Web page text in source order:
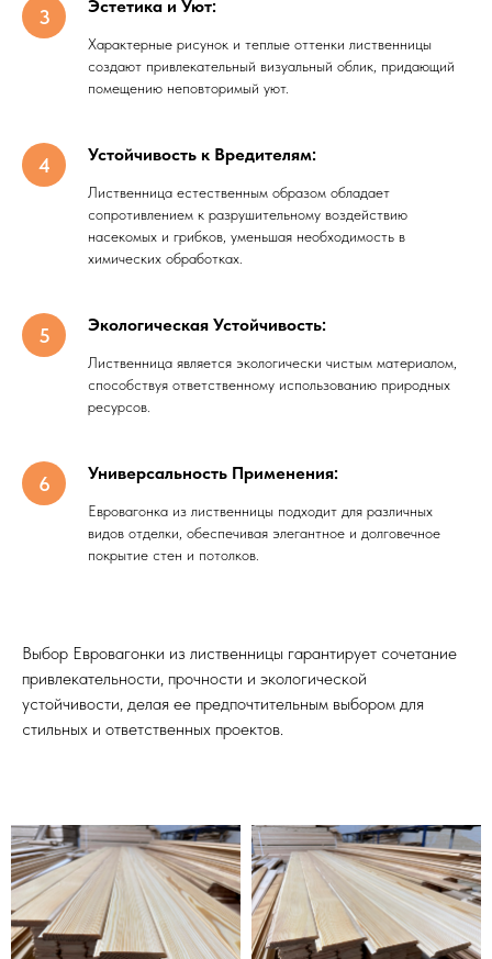
Эстетика и Уют:
Характерные рисунок и теплые оттенки лиственницы
создают привлекательный визуальный облик, придающий
помещению неповторимый уют.
Устойчивость к Вредителям:
Лиственница естественным образом обладает
сопротивлением к разрушительному воздействию
насекомых и грибков, уменьшая необходимость в
химических обработках.
Экологическая Устойчивость:
Лиственница является экологически чистым материалом,
способствуя ответственному использованию природных
ресурсов.
Универсальность Применения:
Евровагонка из лиственницы подходит для различных
видов отделки, обеспечивая элегантное и долговечное
покрытие стен и потолков.
Выбор Евровагонки из лиственницы гарантирует сочетание
привлекательности, прочности и экологической
устойчивости, делая ее предпочтительным выбором для
стильных и ответственных проектов.